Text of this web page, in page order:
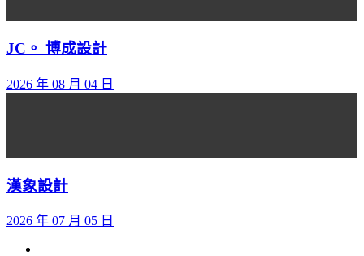
JC。 博成設計
2026 年 08 月 04 日
漢象設計
2026 年 07 月 05 日